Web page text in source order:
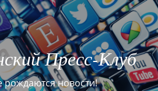
Пресс-Клуб
рождаются новости!